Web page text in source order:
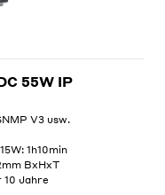
55W IP
V3 usw.
1h10min
BxHxT
10 Jahre